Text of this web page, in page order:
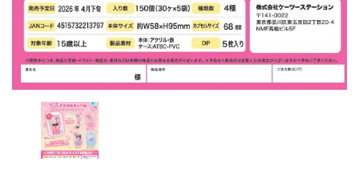
よくあるご質問
ご利用ガイド
06-6282-7659